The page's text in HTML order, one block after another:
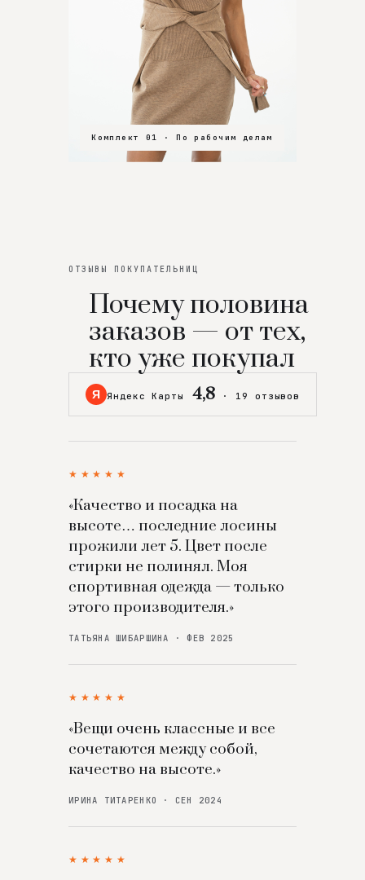
Комплект 01 · По рабочим делам
Комплект 02 · В зал
Комплект 03 · На особенный вечер
ОТЗЫВЫ ПОКУПАТЕЛЬНИЦ
Почему половина
заказов — от тех,
кто уже покупал
Я Яндекс Карты 4,8 · 19 отзывов
★★★★★
«Качество и посадка на
высоте… последние лосины
прожили лет 5. Цвет после
стирки не полинял. Моя
спортивная одежда — только
этого производителя.»
ТАТЬЯНА ШИБАРШИНА · ФЕВ 2025
★★★★★
«Вещи очень классные и все
сочетаются между собой,
качество на высоте.»
ИРИНА ТИТАРЕНКО · СЕН 2024
★★★★★